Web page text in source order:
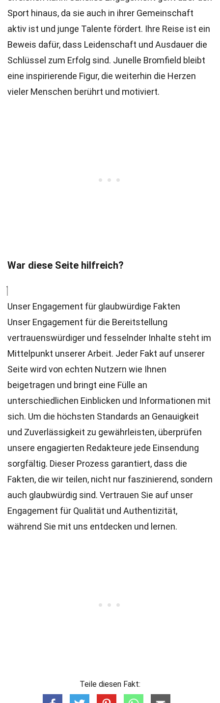
Sport hinaus, da sie auch in ihrer Gemeinschaft
aktiv ist und junge Talente fördert. Ihre Reise ist ein
Beweis dafür, dass Leidenschaft und Ausdauer die
Schlüssel zum Erfolg sind. Junelle Bromfield bleibt
eine inspirierende Figur, die weiterhin die Herzen
vieler Menschen berührt und motiviert.
War diese Seite hilfreich?
Unser Engagement für glaubwürdige Fakten
Unser Engagement für die Bereitstellung
vertrauenswürdiger und fesselnder Inhalte steht im
Mittelpunkt unserer Arbeit. Jeder Fakt auf unserer
Seite wird von echten Nutzern wie Ihnen
beigetragen und bringt eine Fülle an
unterschiedlichen Einblicken und Informationen mit
sich. Um die höchsten Standards an Genauigkeit
und Zuverlässigkeit zu gewährleisten, überprüfen
unsere engagierten Redakteure jede Einsendung
sorgfältig. Dieser Prozess garantiert, dass die
Fakten, die wir teilen, nicht nur faszinierend, sondern
auch glaubwürdig sind. Vertrauen Sie auf unser
Engagement für Qualität und Authentizität,
während Sie mit uns entdecken und lernen.
Teile diesen Fakt: